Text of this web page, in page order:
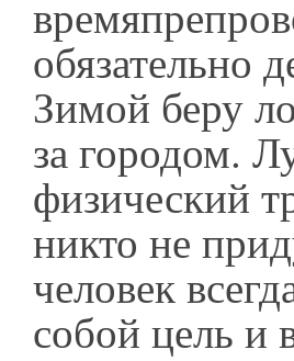
обязательно
Зимой беру
за городом.
физический
никто не
человек
собой цель и